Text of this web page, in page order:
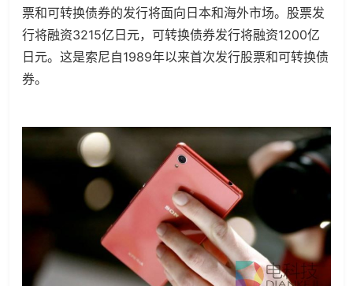
票和可转换债券的发行将面向日本和海外市场。股票发
行将融资3215亿日元，可转换债券发行将融资1200亿
日元。这是索尼自1989年以来首次发行股票和可转换债
券。